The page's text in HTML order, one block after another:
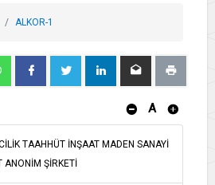
ALKOR-1
A
TAAHHÜT İNŞAAT MADEN SANAYİ
ANONİM ŞİRKETİ